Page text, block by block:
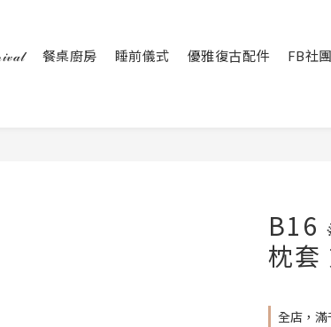
餐桌廚房 睡前儀式 優雅復古配件 FB社團
B16
枕套
全店，滿